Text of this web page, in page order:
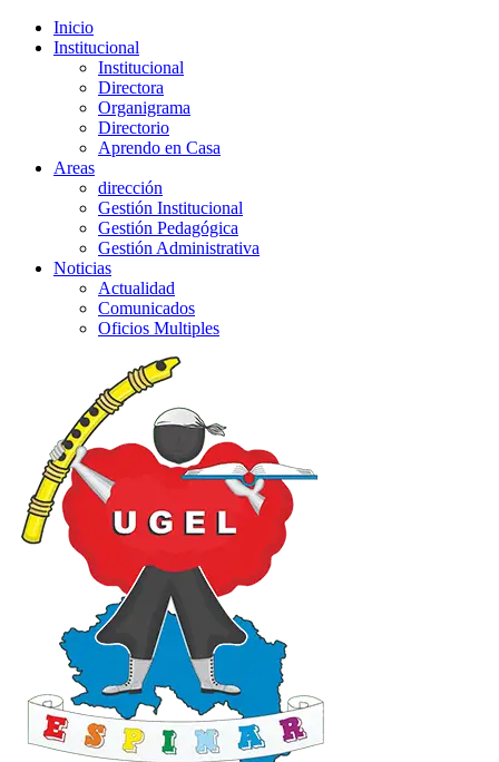
Inicio
Institucional
Institucional
Directora
Organigrama
Directorio
Aprendo en Casa
Areas
dirección
Gestión Institucional
Gestión Pedagógica
Gestión Administrativa
Noticias
Actualidad
Comunicados
Oficios Multiples